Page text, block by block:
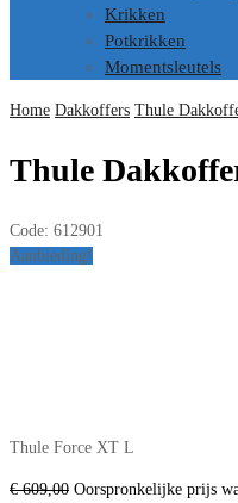
Krikken
Potkrikken
Momentsleutels
Home Dakkoffers Thule
Thule
Code: 612901
Aanbieding!
Thule Force XT L
€609,00 Oorspronkelijke prijs